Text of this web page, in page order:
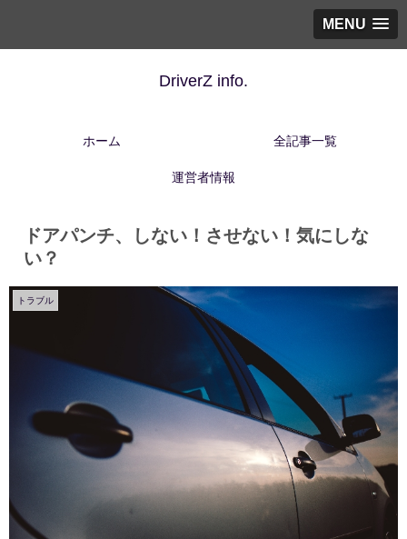
MENU
DriverZ info.
ホーム 全記事一覧
運営者情報
ドアパンチ、しない！させない！気にしな
い？
トラブル